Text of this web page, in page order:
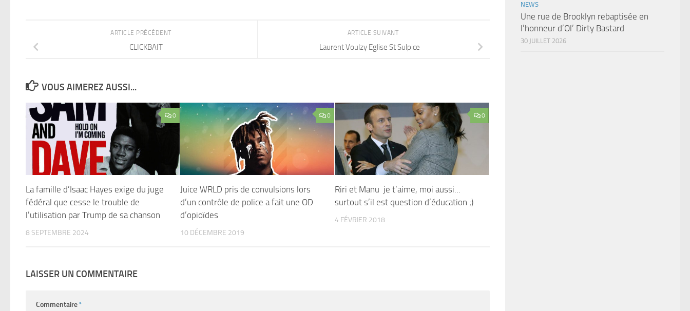
ARTICLE SUIVANT
Laurent Voulzy Eglise St Sulpice
ARTICLE PRÉCÉDENT
CLICKBAIT
VOUS AIMEREZ AUSSI...
0
La famille d’Isaac Hayes exige du juge
fédéral que cesse le trouble de
l’utilisation par Trump de sa chanson
8 SEPTEMBRE 2024
0
Juice WRLD pris de convulsions lors
d’un contrôle de police a fait une OD
d’opioïdes
10 DÉCEMBRE 2019
0
Riri et Manu je t’aime, moi aussi…
surtout s’il est question d’éducation ;)
4 FÉVRIER 2018
LAISSER UN COMMENTAIRE
Commentaire*
NEWS
Une rue de Brooklyn rebaptisée en
l’honneur d’Ol’ Dirty Bastard
30 JUILLET 2026